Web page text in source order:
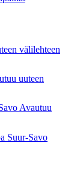
välilehteen
uuteen
Avautuu
Suur-Savo